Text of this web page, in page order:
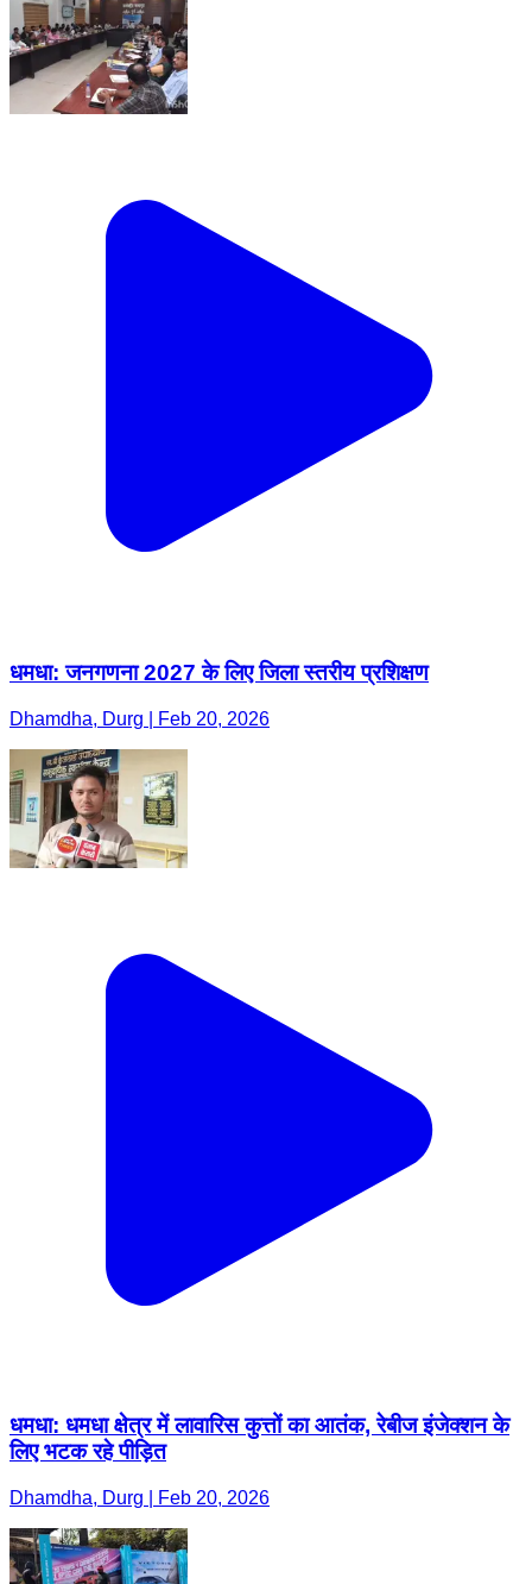
धमधा: जनगणना 2027 के लिए जिला स्तरीय प्रशिक्षण
Dhamdha, Durg | Feb 20, 2026
धमधा: धमधा क्षेत्र में लावारिस कुत्तों का आतंक, रेबीज इंजेक्शन के
लिए भटक रहे पीड़ित
Dhamdha, Durg | Feb 20, 2026